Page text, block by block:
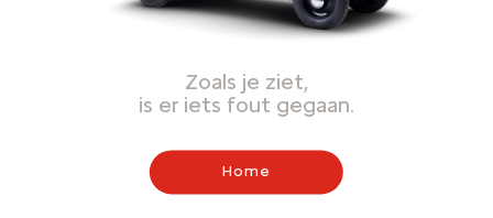
Zoals je ziet,
is er iets fout gegaan.
Home